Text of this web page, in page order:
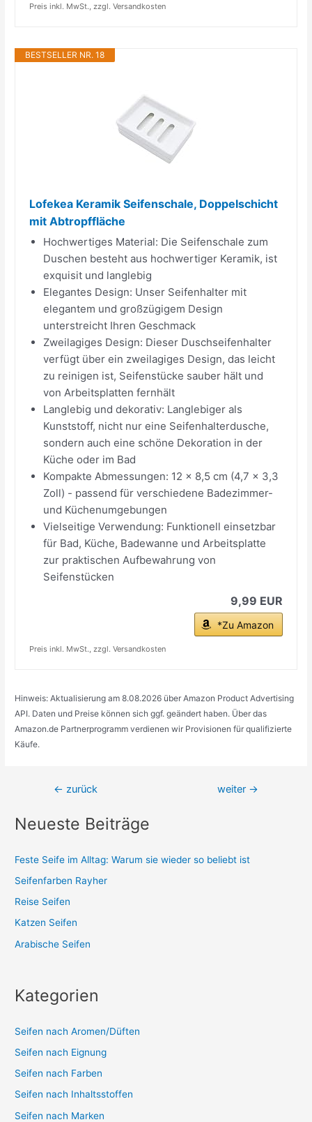
Preis inkl. MwSt., zzgl. Versandkosten
BESTSELLER NR. 18
Lofekea Keramik Seifenschale, Doppelschicht
mit Abtropffläche
Hochwertiges Material: Die Seifenschale zum
Duschen besteht aus hochwertiger Keramik, ist
exquisit und langlebig
Elegantes Design: Unser Seifenhalter mit
elegantem und großzügigem Design
unterstreicht Ihren Geschmack
Zweilagiges Design: Dieser Duschseifenhalter
verfügt über ein zweilagiges Design, das leicht
zu reinigen ist, Seifenstücke sauber hält und
von Arbeitsplatten fernhält
Langlebig und dekorativ: Langlebiger als
Kunststoff, nicht nur eine Seifenhalterdusche,
sondern auch eine schöne Dekoration in der
Küche oder im Bad
Kompakte Abmessungen: 12 x 8,5 cm (4,7 x 3,3
Zoll) - passend für verschiedene Badezimmer-
und Küchenumgebungen
Vielseitige Verwendung: Funktionell einsetzbar
für Bad, Küche, Badewanne und Arbeitsplatte
zur praktischen Aufbewahrung von
Seifenstücken
9,99 EUR
*Zu Amazon
Preis inkl. MwSt., zzgl. Versandkosten
Hinweis: Aktualisierung am 8.08.2026 über Amazon Product Advertising
API. Daten und Preise können sich ggf. geändert haben. Über das
Amazon.de Partnerprogramm verdienen wir Provisionen für qualifizierte
Käufe.
Beitragsnavigation
← zurück weiter →
Neueste Beiträge
Feste Seife im Alltag: Warum sie wieder so beliebt ist
Seifenfarben Rayher
Reise Seifen
Katzen Seifen
Arabische Seifen
Kategorien
Seifen nach Aromen/Düften
Seifen nach Eignung
Seifen nach Farben
Seifen nach Inhaltsstoffen
Seifen nach Marken